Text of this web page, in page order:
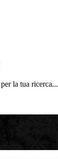
la tua ricerca...